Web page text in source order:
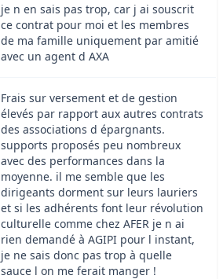
je n en sais pas trop, car j ai souscrit
ce contrat pour moi et les membres
de ma famille uniquement par amitié
avec un agent d AXA
Frais sur versement et de gestion
élevés par rapport aux autres contrats
des associations d épargnants.
supports proposés peu nombreux
avec des performances dans la
moyenne. il me semble que les
dirigeants dorment sur leurs lauriers
et si les adhérents font leur révolution
culturelle comme chez AFER je n ai
rien demandé à AGIPI pour l instant,
je ne sais donc pas trop à quelle
sauce l on me ferait manger !